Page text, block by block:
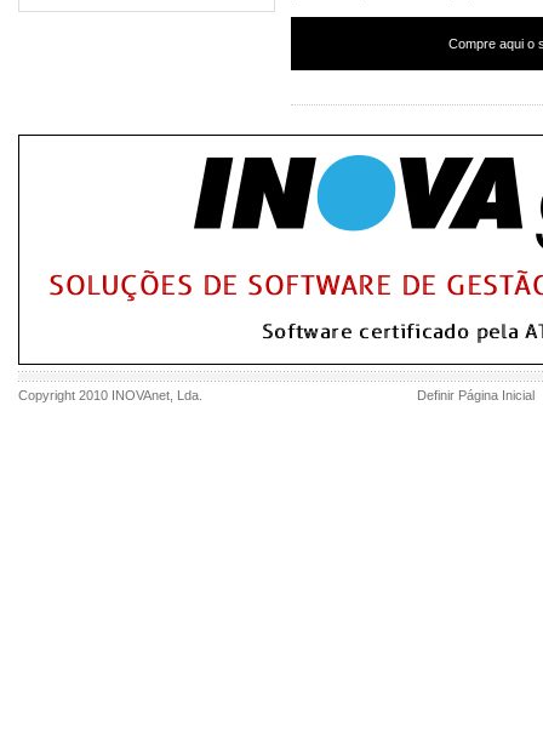
Compre aqui o
Copyright 2010 INOVAnet , Lda. Definir Página Inicial